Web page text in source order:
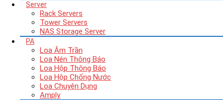
Server
Rack Servers
Tower Servers
NAS Storage Server
PA
Loa Âm Trần
Loa Nén Thông Báo
Loa Hộp Thông Báo
Loa Hộp Chống Nước
Loa Chuyên Dụng
Amply